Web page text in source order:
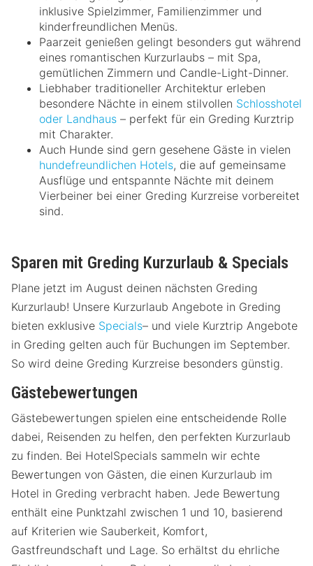
inklusive Spielzimmer, Familienzimmer und
kinderfreundlichen Menüs.
Paarzeit genießen gelingt besonders gut während
eines romantischen Kurzurlaubs – mit Spa,
gemütlichen Zimmern und Candle-Light-Dinner.
Liebhaber traditioneller Architektur erleben
besondere Nächte in einem stilvollen Schlosshotel
oder Landhaus – perfekt für ein Greding Kurztrip
mit Charakter.
Auch Hunde sind gern gesehene Gäste in vielen
hundefreundlichen Hotels, die auf gemeinsame
Ausflüge und entspannte Nächte mit deinem
Vierbeiner bei einer Greding Kurzreise vorbereitet
sind.
Sparen mit Greding Kurzurlaub & Specials
Plane jetzt im August deinen nächsten Greding
Kurzurlaub! Unsere Kurzurlaub Angebote in Greding
bieten exklusive Specials– und viele Kurztrip Angebote
in Greding gelten auch für Buchungen im September.
So wird deine Greding Kurzreise besonders günstig.
Gästebewertungen
Gästebewertungen spielen eine entscheidende Rolle
dabei, Reisenden zu helfen, den perfekten Kurzurlaub
zu finden. Bei HotelSpecials sammeln wir echte
Bewertungen von Gästen, die einen Kurzurlaub im
Hotel in Greding verbracht haben. Jede Bewertung
enthält eine Punktzahl zwischen 1 und 10, basierend
auf Kriterien wie Sauberkeit, Komfort,
Gastfreundschaft und Lage. So erhältst du ehrliche